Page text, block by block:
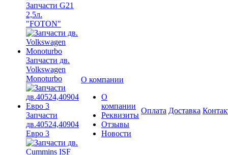
Запчасти G21
2,5л.
"FOTON"
Запчасти дв.
Volkswagen
Monoturbo
Запчасти
дв.40524,40904
Евро 3
О компании
О
компании
Реквизиты
Отзывы
Новости
Оплата Доставка